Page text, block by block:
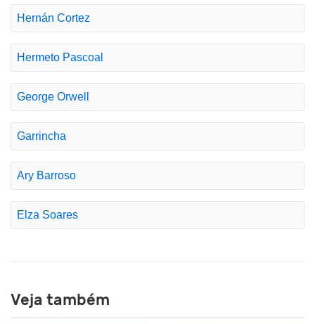
Hernán Cortez
Hermeto Pascoal
George Orwell
Garrincha
Ary Barroso
Elza Soares
Veja também